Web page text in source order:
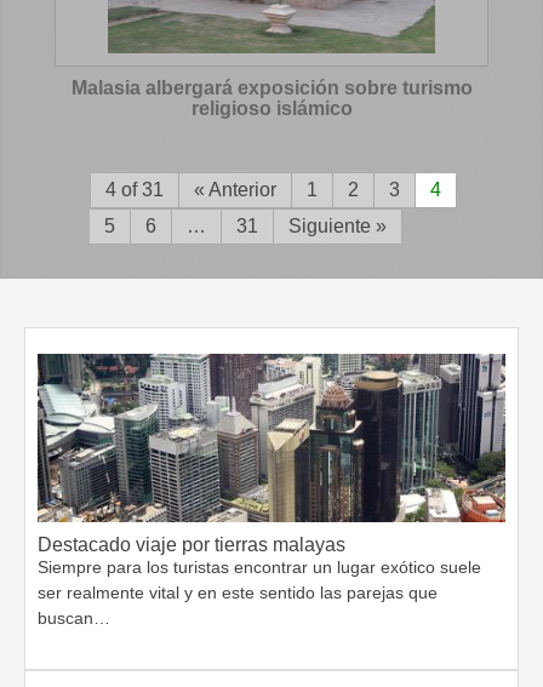
Malasia albergará exposición sobre turismo
religioso islámico
4 of 31 « Anterior 1 2 3
4
5
6 … 31 Siguiente »
Destacado viaje por tierras malayas
Siempre para los turistas encontrar un lugar exótico suele
ser realmente vital y en este sentido las parejas que
buscan…